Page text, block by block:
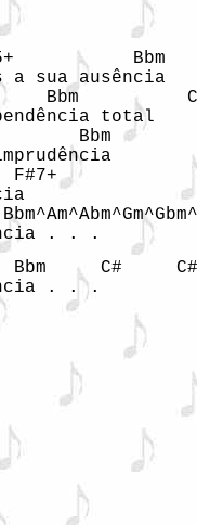
Bbm
a sua ausência
Bbm
total
Bbm
F#7+
Bbm     C#
. . .